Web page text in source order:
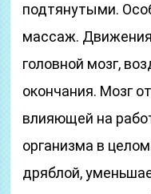
подтянутыми.
массаж.
головной мозг,
окончания. Мозг
влияющей на
организма в
дряблой,